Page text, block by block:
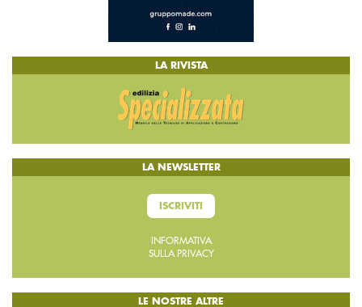
LA RIVISTA
LA NEWSLETTER
ISCRIVITI
INFORMATIVA
SULLA PRIVACY
LE NOSTRE ALTRE